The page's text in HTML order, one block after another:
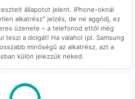
állapotot jelent. iPhone-oknál
alkatrész" jelzés, de ne aggódj, ez
üzenete – a telefonod ettől még
teszi a dolgát! Ha valahol (pl. Samsung
minőségű az alkatrész, azt a
külön jelezzük neked.